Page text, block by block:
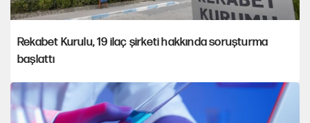
Rekabet Kurulu, 19 ilaç şirketi hakkında soruşturma
başlattı